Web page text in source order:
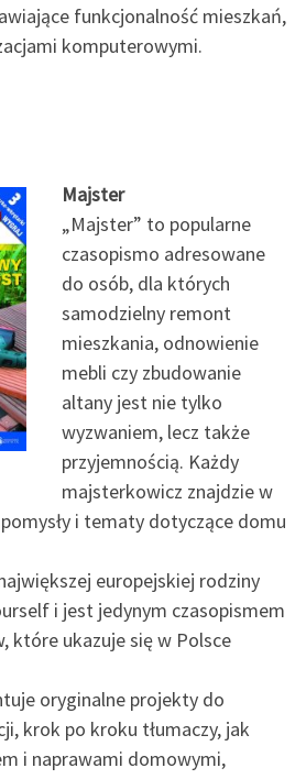
funkcjonalność mieszkań,
komputerowymi.
Majster
„Majster” to popularne
czasopismo adresowane
do osób, dla których
samodzielny remont
mieszkania, odnowienie
mebli czy zbudowanie
altany jest nie tylko
wyzwaniem, lecz także
przyjemnością. Każdy
majsterkowicz znajdzie w
i tematy dotyczące domu
europejskiej rodziny
i jest jedynym czasopismem
które ukazuje się w Polsce
oryginalne projekty do
krok po kroku tłumaczy, jak
i naprawami domowymi,